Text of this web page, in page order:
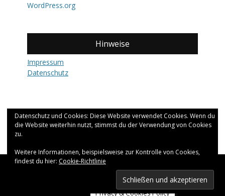
WordPress.org
Hinweise
Impressum
Datenschutz
fernweh.All Rights Reserved.
Catch Themes
Privacy & Cookies Policy
Datenschutz und Cookies: Diese Website verwendet Cookies. Wenn du
die Website weiterhin nutzt, stimmst du der Verwendung von Cookies
zu.
Weitere Informationen, beispielsweise zur Kontrolle von Cookies,
findest du hier: Cookie-Richtlinie